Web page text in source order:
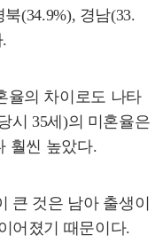
(34.9%), 경남(33.
율의 차이로도 나타
시 35세)의 미혼율은
훨씬 높았다.
큰 것은 남아 출생이
어졌기 때문이다.